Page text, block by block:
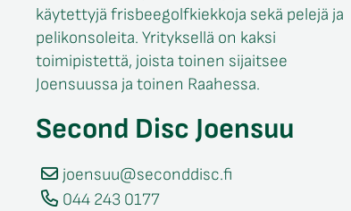
käytettyjä frisbeegolfkiekkoja sekä pelejä ja
pelikonsoleita. Yrityksellä on kaksi
toimipistettä, joista toinen sijaitsee
Joensuussa ja toinen Raahessa.
Second Disc Joensuu
joensuu@seconddisc.fi
044 243 0177